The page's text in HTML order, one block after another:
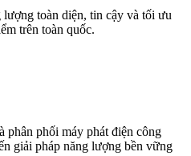
toàn diện, tin cậy và tối ưu
trên toàn quốc.
phối máy phát điện công
giải pháp năng lượng bền vững